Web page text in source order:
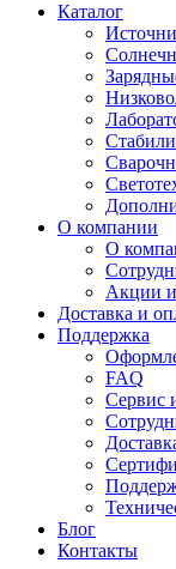
Каталог
О компании
О
Акции
Доставка и
Поддержка
FAQ
Сервис
Блог
Контакты